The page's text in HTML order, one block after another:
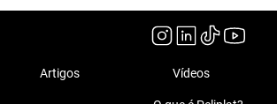
Artigos Vídeos